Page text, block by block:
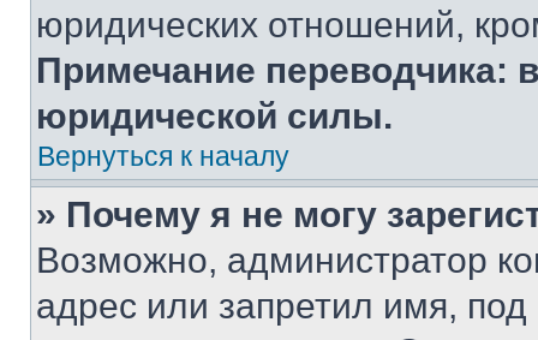
юридических отношений,
Примечание переводчика:
юридической силы.
Вернуться к началу
» Почему я не могу
Возможно, администратор
адрес или запретил имя,